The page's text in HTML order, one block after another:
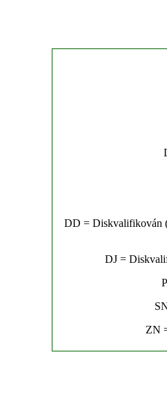
DD = Diskvalifikován
DJ =
ZN